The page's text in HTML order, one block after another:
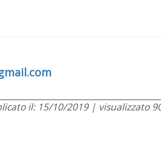
il: 15/10/2019 | visualizzato